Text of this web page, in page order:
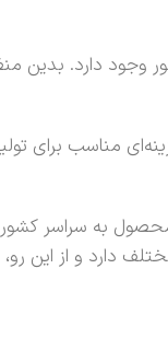
دارد. بدین
مناسب برای
به سراسر
دارد و از این